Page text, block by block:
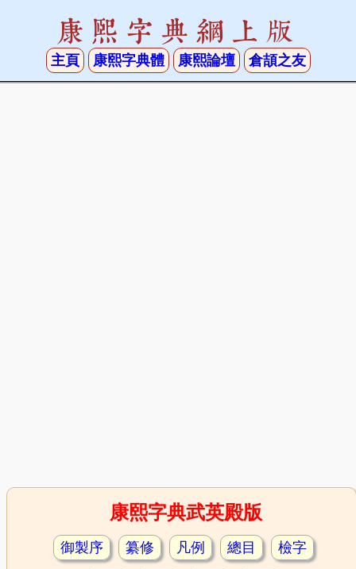
康熙字典網上版
主頁 康熙字典體 康熙論壇 倉頡之友
康熙字典武英殿版
御製序 纂修 凡例 總目 檢字